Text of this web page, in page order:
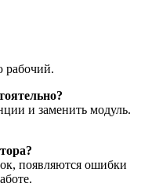
рабочий.
и заменить модуль.
появляются ошибки